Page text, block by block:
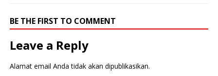
BE THE FIRST TO COMMENT
Leave a Reply
Alamat email Anda tidak akan dipublikasikan.